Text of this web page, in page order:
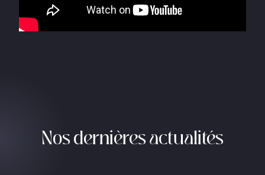
Nos dernières actualités